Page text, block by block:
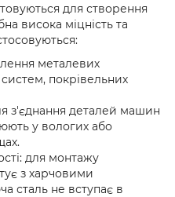
для створення
висока міцність та
металевих
покрівельних
з'єднання деталей машин
у вологих або
для монтажу
з харчовими
сталь не вступає в